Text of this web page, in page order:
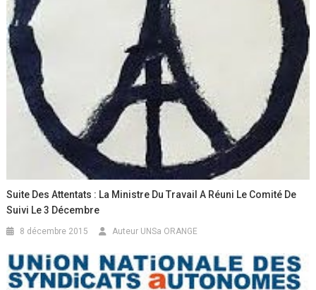
Suite Des Attentats : La Ministre Du Travail A Réuni Le Comité De
Suivi Le 3 Décembre
8 décembre 2015 Auteur UNSa ORANGE